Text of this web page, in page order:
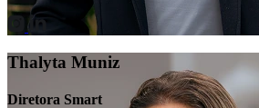
Thalyta Muniz
Diretora Smart